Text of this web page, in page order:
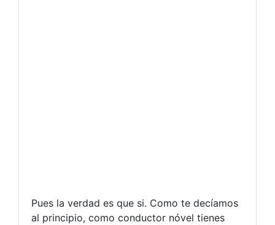
Pues la verdad es que si. Como te decíamos
al principio, como conductor nóvel tienes